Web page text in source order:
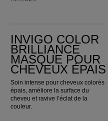
INVIGO COLOR
BRILLIANCE
MASQUE POUR
CHEVEUX ÉPAIS
Soin intense pour cheveux colorés
épais, améliore la surface du
cheveu et ravive l’éclat de la
couleur.